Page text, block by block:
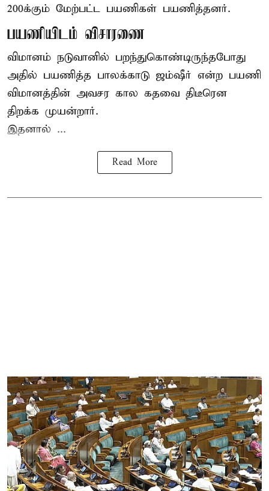
200க்கும் மேற்பட்ட பயணிகள் பயணித்தனர்.
பயணியிடம் விசாரணை
விமானம் நடுவானில் பறந்துகொண்டிருந்தபோது
அதில் பயணித்த பாலக்காடு ஜம்ஷீர் என்ற பயணி
விமானத்தின் அவசர கால கதவை திடீரென
திறக்க முயன்றார்.
இதனால் ...
Read More